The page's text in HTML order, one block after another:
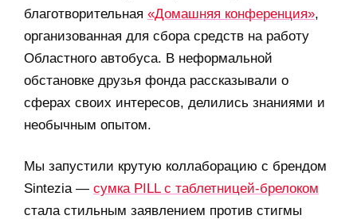
благотворительная «Домашняя конференция»,
организованная для сбора средств на работу
Областного автобуса. В неформальной
обстановке друзья фонда рассказывали о
сферах своих интересов, делились знаниями и
необычным опытом.
Мы запустили крутую коллаборацию с брендом
Sintezia — сумка PILL с таблетницей-брелоком
стала стильным заявлением против стигмы